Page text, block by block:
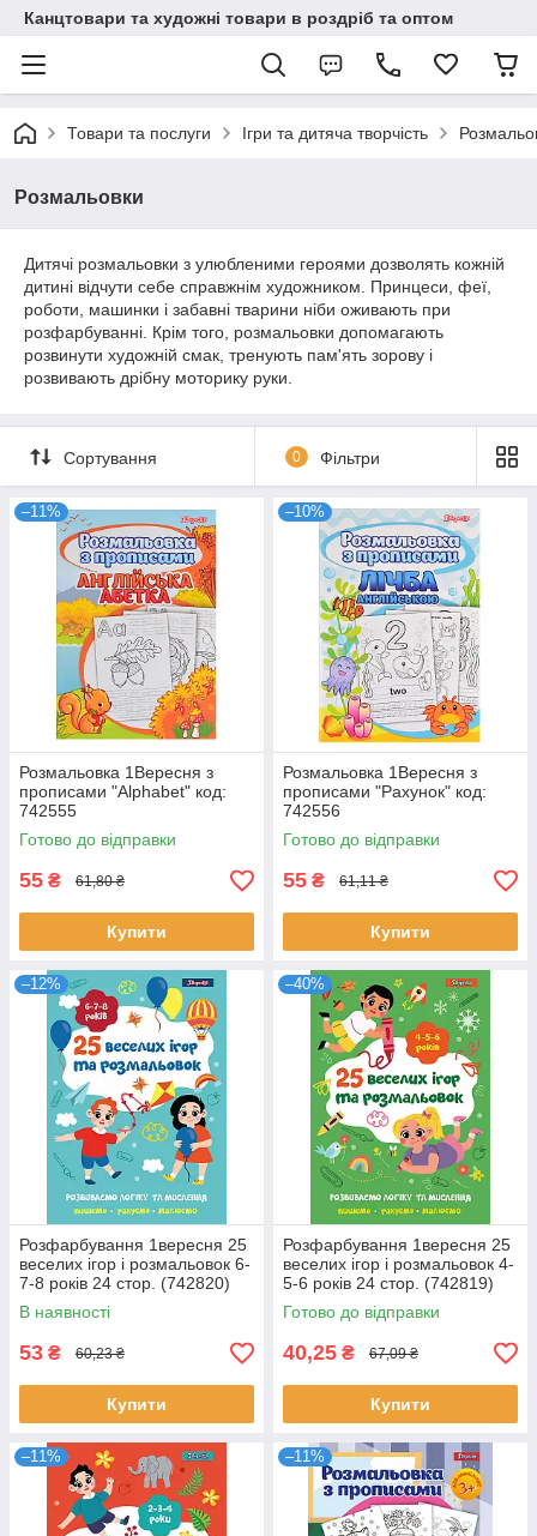
Канцтовари та художні товари в роздріб та оптом
Товари та послуги Ігри та дитяча творчість
Розмальовки
Дитячі розмальовки з улюбленими героями дозволять кожній
дитині відчути себе справжнім художником. Принцеси, феї,
роботи, машинки і забавні тварини ніби оживають при
розфарбуванні. Крім того, розмальовки допомагають
розвинути художній смак, тренують пам'ять зорову і
розвивають дрібну моторику руки.
Сортування 0 Фільтри
–11%
Розмальовка 1Вересня з
прописами "Alphabet" код:
742555
Готово до відправки
55 ₴ 61,80 ₴
Купити
–10%
Розмальовка 1Вересня з
прописами "Рахунок" код:
742556
Готово до відправки
55 ₴ 61,11 ₴
Купити
–12%
Розфарбування 1вересня 25
веселих ігор і розмальовок 6-
7-8 років 24 стор. (742820)
В наявності
53 ₴ 60,23 ₴
Купити
–40%
Розфарбування 1вересня 25
веселих ігор і розмальовок 4-
5-6 років 24 стор. (742819)
Готово до відправки
40,25 ₴ 67,09 ₴
Купити
–11% –11%